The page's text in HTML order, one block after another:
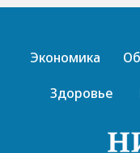
Экономика
Здоровье